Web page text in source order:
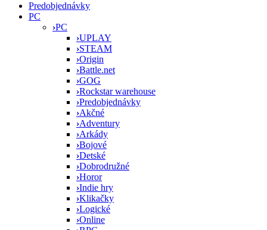
Predobjednávky
PC
›PC
›UPLAY
›STEAM
›Origin
›Battle.net
›GOG
›Rockstar warehouse
›Predobjednávky
›Akčné
›Adventury
›Arkády
›Bojové
›Detské
›Dobrodružné
›Horor
›Indie hry
›Klikačky
›Logické
›Online